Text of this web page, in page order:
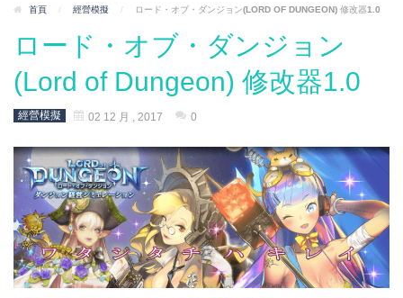
首頁 / 經營模擬 / ロード・オブ・ダンジョン(LORD OF DUNGEON) 修改器1.0
ロード・オブ・ダンジョン
(Lord of Dungeon) 修改器1.0
經營模擬 02 12 月 , 2017 0